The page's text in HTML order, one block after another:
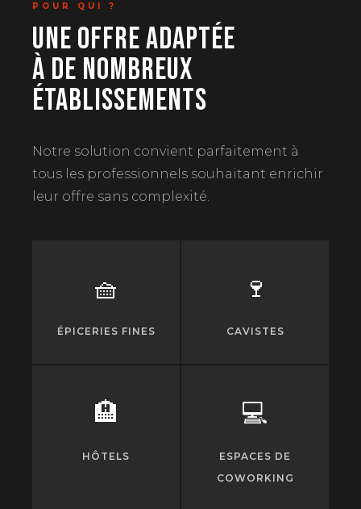
POUR QUI ?
UNE OFFRE ADAPTÉE
À DE NOMBREUX
ÉTABLISSEMENTS
Notre solution convient parfaitement à
tous les professionnels souhaitant enrichir
leur offre sans complexité.
🧺
ÉPICERIES FINES
🍷
CAVISTES
🏨
HÔTELS
💻
ESPACES DE
COWORKING